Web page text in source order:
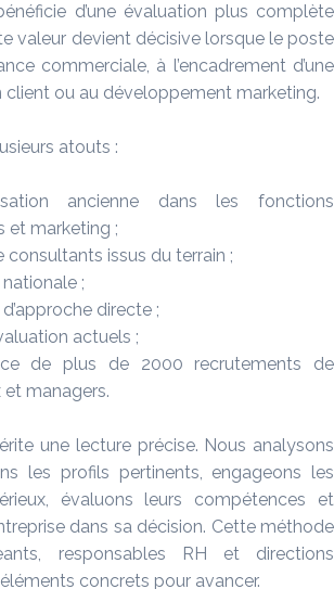
d’une évaluation plus complète
valeur devient décisive lorsque le poste
commerciale, à l’encadrement d’une
client ou au développement marketing.
atouts :
ancienne dans les fonctions
et marketing ;
consultants issus du terrain ;
;
directe ;
actuels ;
de plus de 2000 recrutements de
managers.
une lecture précise. Nous analysons
les profils pertinents, engageons les
évaluons leurs compétences et
dans sa décision. Cette méthode
responsables RH et directions
concrets pour avancer.